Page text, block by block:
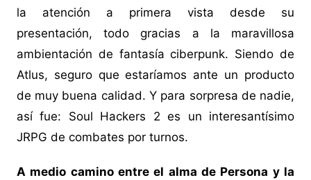
la atención a primera vista desde su
presentación, todo gracias a la maravillosa
ambientación de fantasía ciberpunk. Siendo de
Atlus, seguro que estaríamos ante un producto
de muy buena calidad. Y para sorpresa de nadie,
así fue: Soul Hackers 2 es un interesantísimo
JRPG de combates por turnos.
A medio camino entre el alma de Persona y la